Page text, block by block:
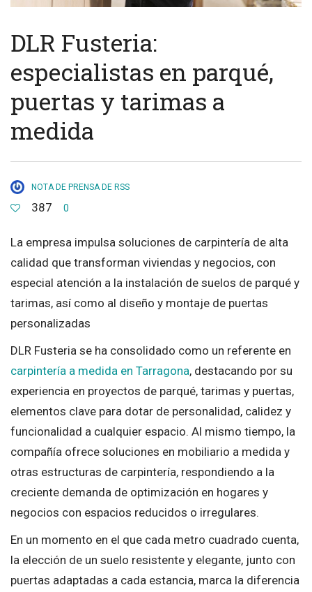
DLR Fusteria:
especialistas en parqué,
puertas y tarimas a
medida
NOTA DE PRENSA DE RSS
387 0
La empresa impulsa soluciones de carpintería de alta
calidad que transforman viviendas y negocios, con
especial atención a la instalación de suelos de parqué y
tarimas, así como al diseño y montaje de puertas
personalizadas
DLR Fusteria se ha consolidado como un referente en
carpintería a medida en Tarragona, destacando por su
experiencia en proyectos de parqué, tarimas y puertas,
elementos clave para dotar de personalidad, calidez y
funcionalidad a cualquier espacio. Al mismo tiempo, la
compañía ofrece soluciones en mobiliario a medida y
otras estructuras de carpintería, respondiendo a la
creciente demanda de optimización en hogares y
negocios con espacios reducidos o irregulares.
En un momento en el que cada metro cuadrado cuenta,
la elección de un suelo resistente y elegante, junto con
puertas adaptadas a cada estancia, marca la diferencia